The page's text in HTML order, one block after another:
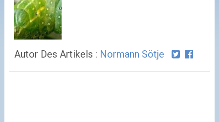
Autor Des Artikels : Normann Sötje